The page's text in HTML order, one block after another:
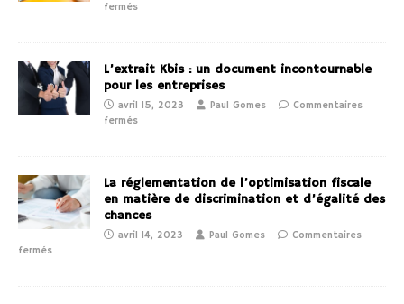
fermés
L’extrait Kbis : un document incontournable
pour les entreprises
avril 15, 2023 Paul Gomes
Commentaires
fermés
La réglementation de l’optimisation fiscale
en matière de discrimination et d’égalité des
chances
avril 14, 2023 Paul Gomes
Commentaires
fermés